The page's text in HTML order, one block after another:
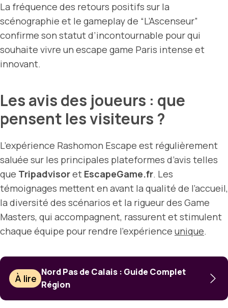
La fréquence des retours positifs sur la
scénographie et le gameplay de “L’Ascenseur”
confirme son statut d’incontournable pour qui
souhaite vivre un escape game Paris intense et
innovant.
Les avis des joueurs : que
pensent les visiteurs ?
L’expérience Rashomon Escape est régulièrement
saluée sur les principales plateformes d’avis telles
que Tripadvisoret EscapeGame.fr. Les
témoignages mettent en avant la qualité de l’accueil,
la diversité des scénarios et la rigueur des Game
Masters, qui accompagnent, rassurent et stimulent
chaque équipe pour rendre l’expérience unique.
À lire
Nord Pas de Calais : Guide Complet
Région